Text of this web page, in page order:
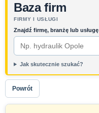
Baza firm
FIRMY I USŁUGI
Znajdź firmę, branżę lub usługę
Jak skutecznie szukać?
Powrót